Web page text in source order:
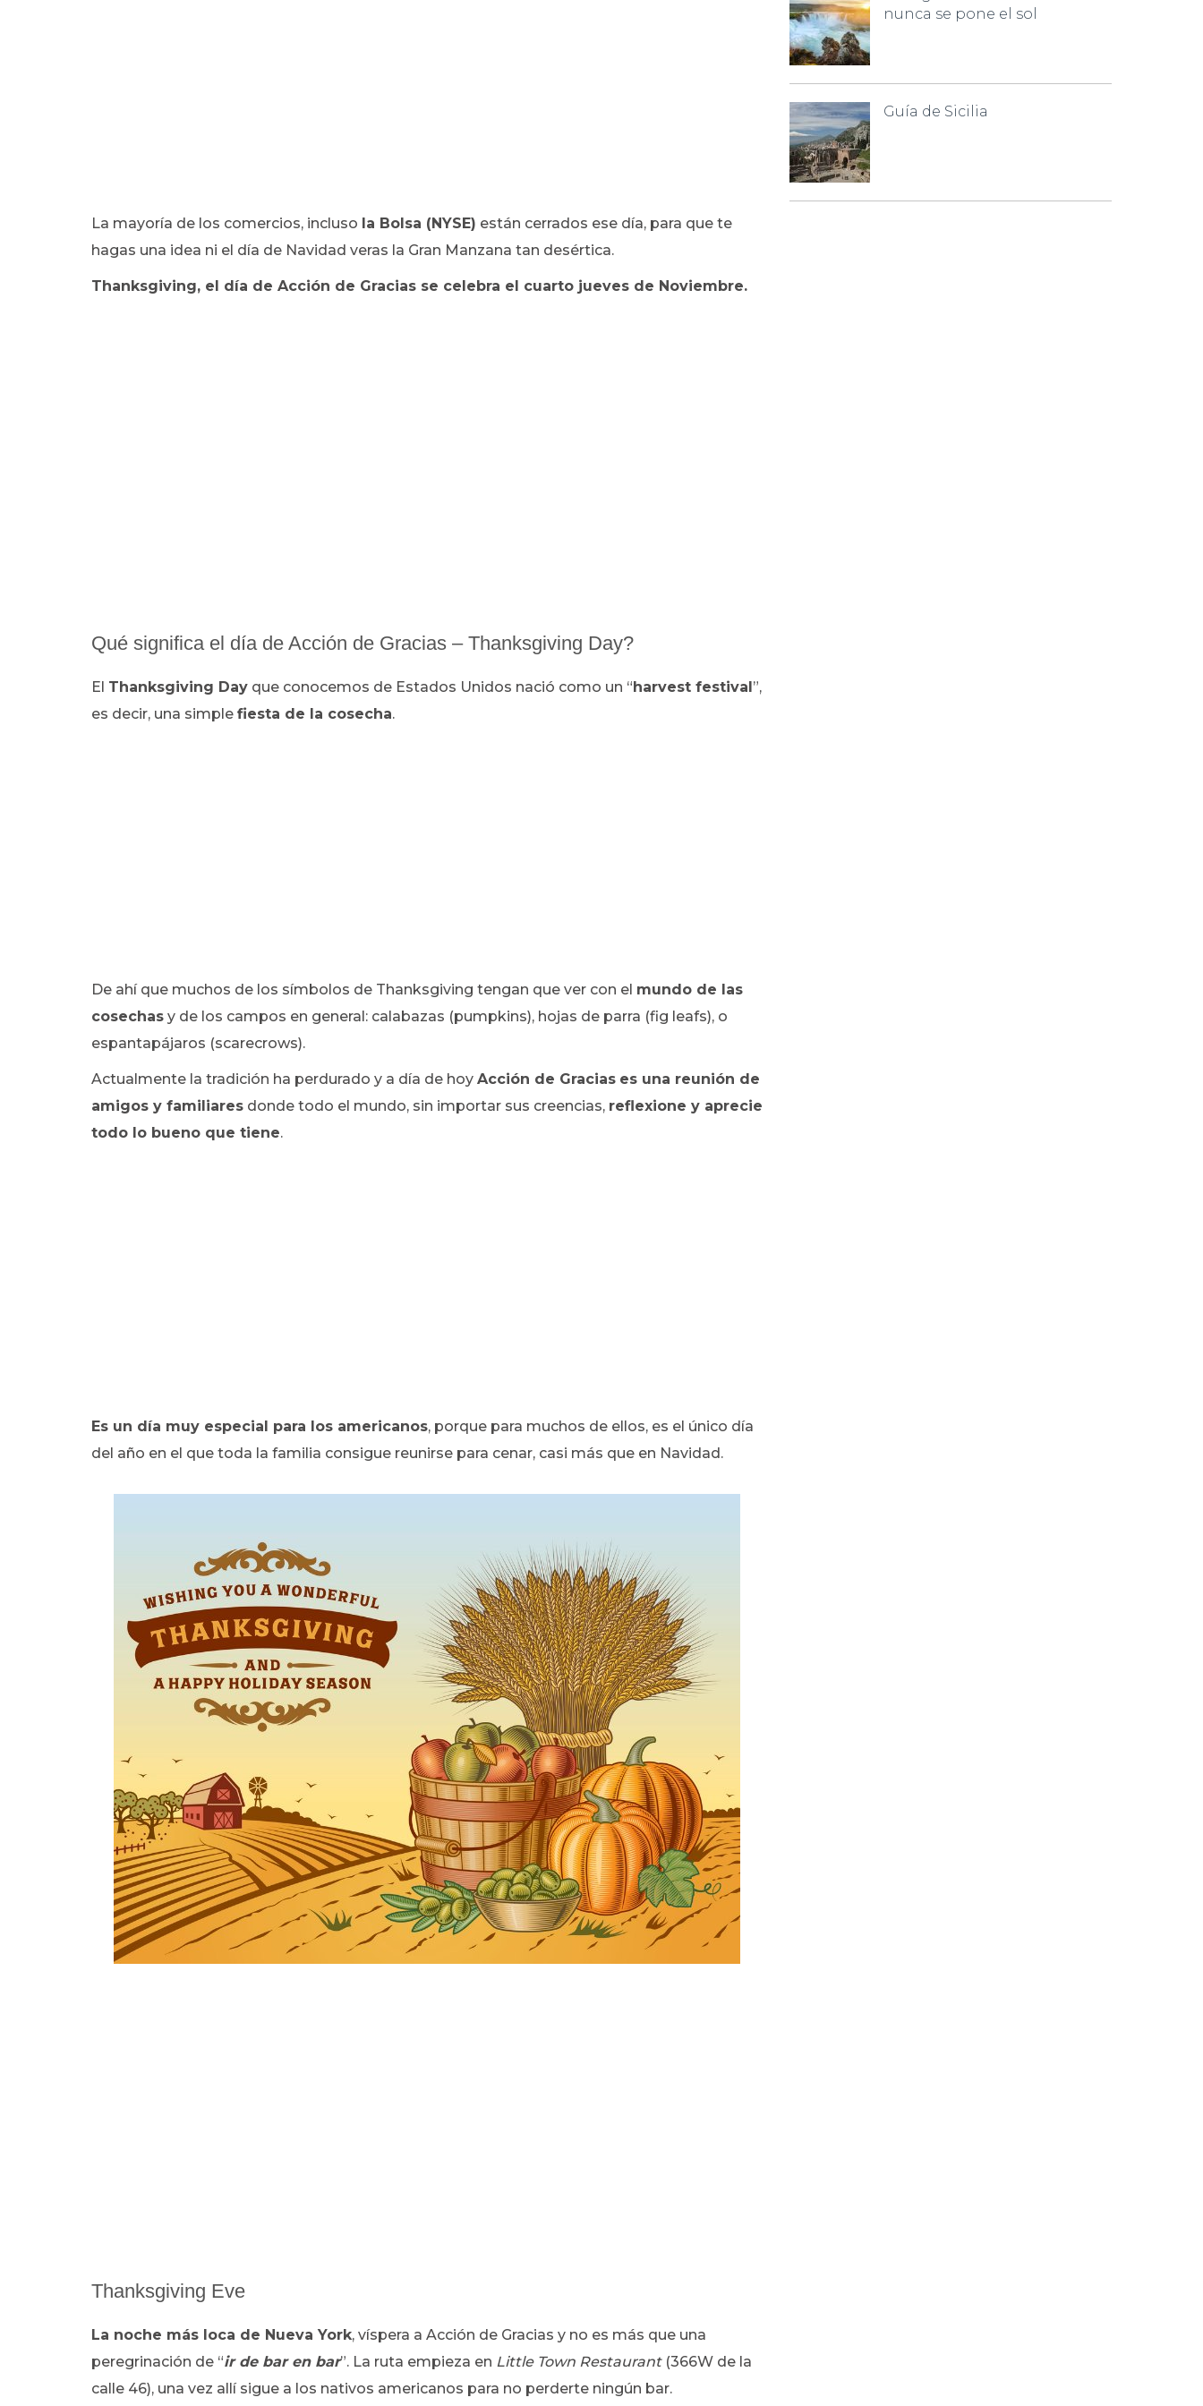
La mayoría de los comercios, incluso la Bolsa (NYSE) están cerrados ese día, para que te
hagas una idea ni el día de Navidad veras la Gran Manzana tan desértica.
Thanksgiving, el día de Acción de Gracias se celebra el cuarto jueves de Noviembre.
Qué significa el día de Acción de Gracias – Thanksgiving Day?
El Thanksgiving Day que conocemos de Estados Unidos nació como un “harvest festival”,
es decir, una simple fiesta de la cosecha.
De ahí que muchos de los símbolos de Thanksgiving tengan que ver con el mundo de las
cosechas y de los campos en general: calabazas (pumpkins), hojas de parra (fig leafs), o
espantapájaros (scarecrows).
Actualmente la tradición ha perdurado y a día de hoy Acción de Gracias es una reunión de
amigos y familiares donde todo el mundo, sin importar sus creencias, reflexione y aprecie
todo lo bueno que tiene.
Es un día muy especial para los americanos, porque para muchos de ellos, es el único día
del año en el que toda la familia consigue reunirse para cenar, casi más que en Navidad.
Thanksgiving Eve
La noche más loca de Nueva York, víspera a Acción de Gracias y no es más que una
peregrinación de “ir de bar en bar”. La ruta empieza en Little Town Restaurant(366W de la
calle 46), una vez allí sigue a los nativos americanos para no perderte ningún bar.
nunca se pone el sol
Guía de Sicilia